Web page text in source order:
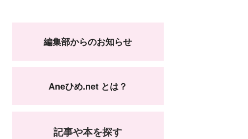
編集部からのお知らせ
Aneひめ.net とは？
記事や本を探す